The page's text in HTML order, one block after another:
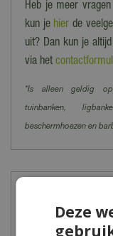
Heb je meer
kun je hier de
uit? Dan kun je
via het
*Is alleen geldig op
tuinbanken,
beschermhoezen en
Behoefte aan
Deze